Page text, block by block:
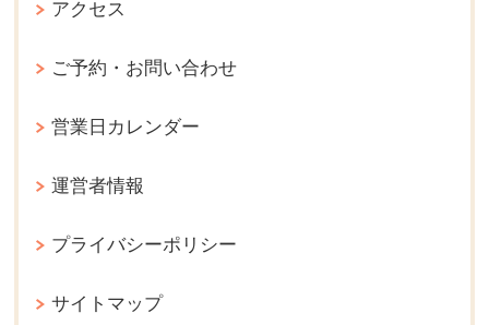
アクセス
ご予約・お問い合わせ
営業日カレンダー
運営者情報
プライバシーポリシー
サイトマップ